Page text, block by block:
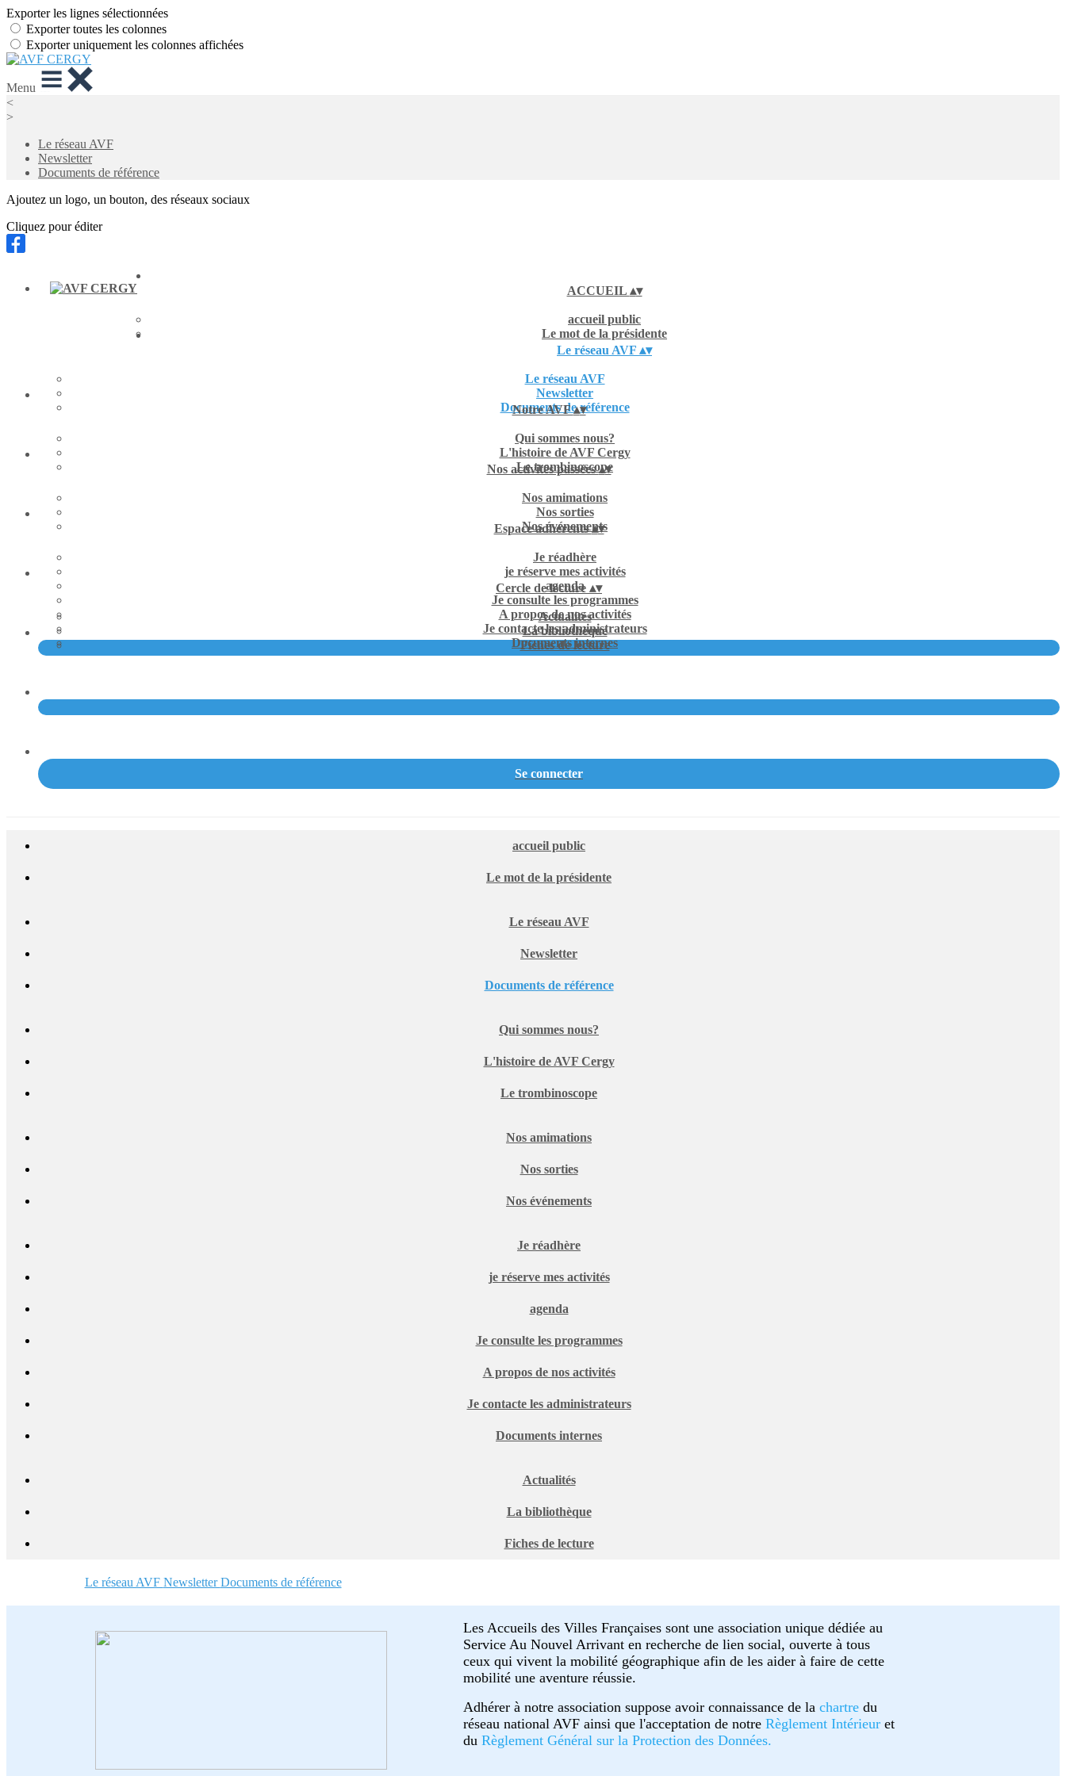
Exporter les lignes sélectionnées
Exporter toutes les colonnes
Exporter uniquement les colonnes affichées
Menu
<
>
Le réseau AVF
Newsletter
Documents de référence
Ajoutez un logo, un bouton, des réseaux sociaux
Cliquez pour éditer
ACCUEIL ▴▾
accueil public
Le mot de la présidente
Le réseau AVF ▴▾
Le réseau AVF
Newsletter
Documents de référence
Notre AVF▴▾
Qui sommes nous?
L'histoire de AVF Cergy
Le trombinoscope
Nos activités passées▴▾
Nos amimations
Nos sorties
Nos événements
Espace adhérents▴▾
Je réadhère
je réserve mes activités
agenda
Je consulte les programmes
A propos de nos activités
Je contacte les administrateurs
Documents internes
Cercle de lecture ▴▾
Actualités
La bibliothèque
Fiches de lecture
Se connecter
accueil public
Le mot de la présidente
Le réseau AVF
Newsletter
Documents de référence
Qui sommes nous?
L'histoire de AVF Cergy
Le trombinoscope
Nos amimations
Nos sorties
Nos événements
Je réadhère
je réserve mes activités
agenda
Je consulte les programmes
A propos de nos activités
Je contacte les administrateurs
Documents internes
Actualités
La bibliothèque
Fiches de lecture
Le réseau AVF NewsletterDocuments de référence
Les Accueils des Villes Françaises sont une association unique dédiée au
Service Au Nouvel Arrivant en recherche de lien social, ouverte à tous
ceux qui vivent la mobilité géographique afin de les aider à faire de cette
mobilité une aventure réussie.
Adhérer à notre association suppose avoir connaissance de la chartre du
réseau national AVF ainsi que l'acceptation de notre Règlement Intérieur et
du Règlement Général sur la Protection des Données.